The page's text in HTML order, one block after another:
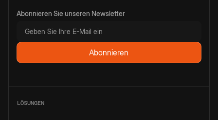
Abonnieren Sie unseren Newsletter
LÖSUNGEN